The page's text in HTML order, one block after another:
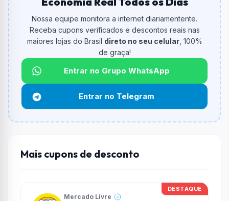
O código éT3RC4C4S4.
De quanto é o desconto?
20% OFF em compras.
Qual é o valor minimo de compra?
O valor minimo de compra é R$ 29,00.
Qual é o desconto máximo?
AtéR$ 40,00 por compra.
Funciona em qualquer produto?
não aceitar cupons.
Nossa equipe monitora a internet diariamentente.
Receba cupons verificados e descontos reais nas
maiores lojas do Brasil direto no seu celular, 100%
de graça!
Entrar no Grupo WhatsApp
Entrar no Telegram
Mais cupons de desconto
DESTAQUE
Mercado Livre